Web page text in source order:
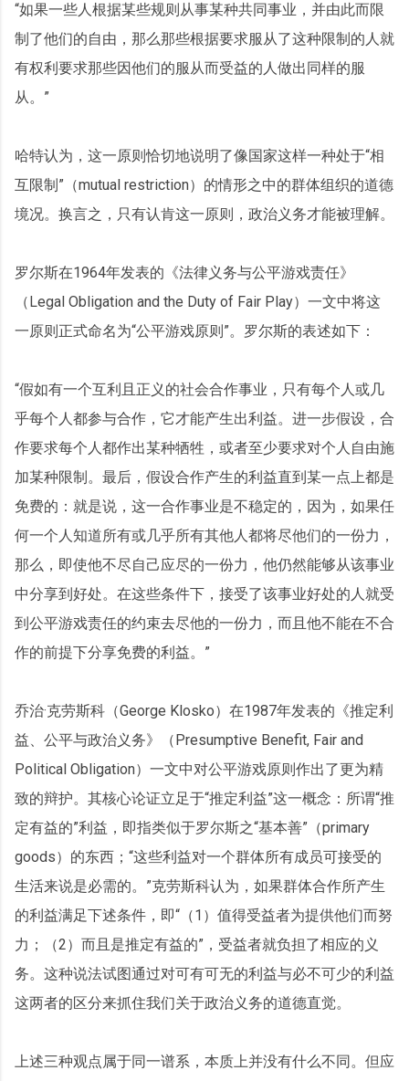
“如果一些人根据某些规则从事某种共同事业，并由此而限
制了他们的自由，那么那些根据要求服从了这种限制的人就
有权利要求那些因他们的服从而受益的人做出同样的服
从。”
哈特认为，这一原则恰切地说明了像国家这样一种处于“相
互限制”（mutual restriction）的情形之中的群体组织的道德
境况。换言之，只有认肯这一原则，政治义务才能被理解。
罗尔斯在1964年发表的《法律义务与公平游戏责任》
（Legal Obligation and the Duty of Fair Play）一文中将这
一原则正式命名为“公平游戏原则”。罗尔斯的表述如下：
“假如有一个互利且正义的社会合作事业，只有每个人或几
乎每个人都参与合作，它才能产生出利益。进一步假设，合
作要求每个人都作出某种牺牲，或者至少要求对个人自由施
加某种限制。最后，假设合作产生的利益直到某一点上都是
免费的：就是说，这一合作事业是不稳定的，因为，如果任
何一个人知道所有或几乎所有其他人都将尽他们的一份力，
那么，即使他不尽自己应尽的一份力，他仍然能够从该事业
中分享到好处。在这些条件下，接受了该事业好处的人就受
到公平游戏责任的约束去尽他的一份力，而且他不能在不合
作的前提下分享免费的利益。”
乔治·克劳斯科（George Klosko）在1987年发表的《推定利
益、公平与政治义务》（Presumptive Benefit, Fair and
Political Obligation）一文中对公平游戏原则作出了更为精
致的辩护。其核心论证立足于“推定利益”这一概念：所谓“推
定有益的”利益，即指类似于罗尔斯之“基本善”（primary
goods）的东西；“这些利益对一个群体所有成员可接受的
生活来说是必需的。”克劳斯科认为，如果群体合作所产生
的利益满足下述条件，即“（1）值得受益者为提供他们而努
力；（2）而且是推定有益的”，受益者就负担了相应的义
务。这种说法试图通过对可有可无的利益与必不可少的利益
这两者的区分来抓住我们关于政治义务的道德直觉。
上述三种观点属于同一谱系，本质上并没有什么不同。但应